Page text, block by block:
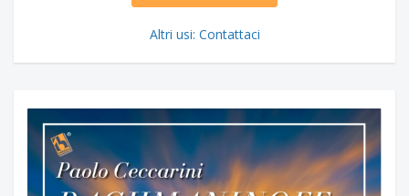
Altri usi: Contattaci